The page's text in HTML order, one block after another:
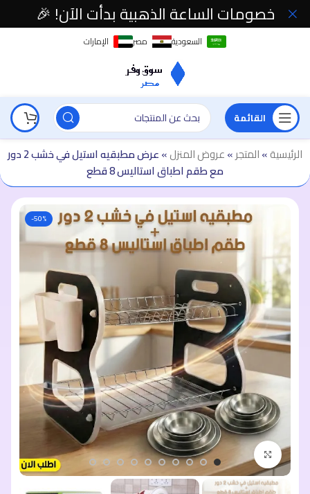
السعودية مصر الإمارات
القائمة
الرئيسية»المتجر»عروض المنزل»
عرض مطبقيه استيل في خشب 2 دور
مع طقم اطباق استاليس 8 قطع
-50%
اضغط للتكبير
خصومات الساعة الذهبية بدأت الآن! 🎉